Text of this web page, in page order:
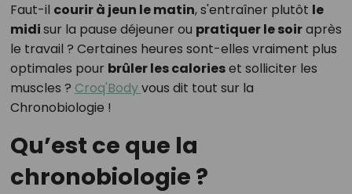
Faut-il courir à jeun le matin, s'entraîner plutôt le
midisur la pause déjeuner ou pratiquer le soiraprès
le travail ? Certaines heures sont-elles vraiment plus
optimales pour brûler les calorieset solliciter les
muscles ? Croq'Bodyvous dit tout sur la
Chronobiologie !
Qu’est ce que la
chronobiologie ?